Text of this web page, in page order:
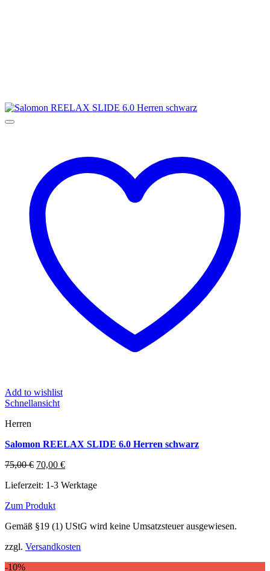
Add to wishlist
Schnellansicht
Herren
Salomon REELAX SLIDE 6.0 Herren schwarz
75,00€ Ursprünglicher
war:
70,00 €Aktueller
ist:
Lieferzeit: 1-3 Werktage
Zum Produkt
Produkt
mehrere
Gemäß §19 (1) UStG wird keine Umsatzsteuer ausgewiesen.
zzgl. Versandkosten
-10%